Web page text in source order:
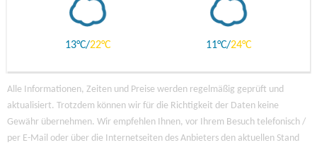
13 22 11 24
Alle Informationen, Zeiten und Preise werden regelmäßig geprüft und
aktualisiert. Trotzdem können wir für die Richtigkeit der Daten keine
Gewähr übernehmen. Wir empfehlen Ihnen, vor Ihrem Besuch telefonisch /
per E-Mail oder über die Internetseiten des Anbieters den aktuellen Stand